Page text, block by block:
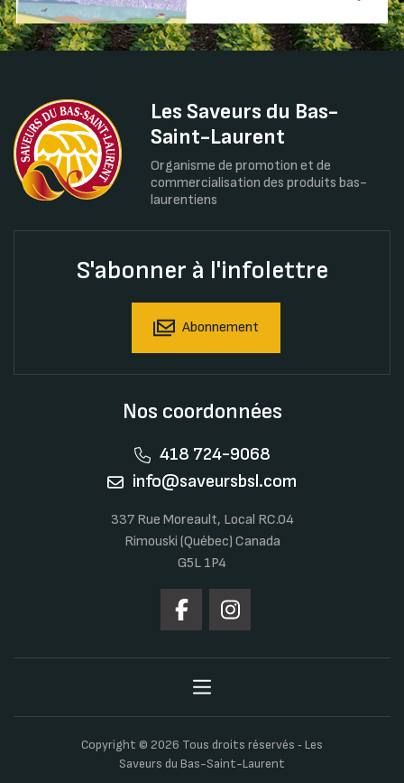
Les Saveurs du Bas-
Saint-Laurent
Organisme de promotion et de
commercialisation des produits bas-
laurentiens
S'abonner à l'infolettre
Abonnement
Nos coordonnées
418 724-9068
info@saveursbsl.com
337 Rue Moreault, Local RC.04
Rimouski (Québec) Canada
G5L 1P4
Copyright © 2026 Tous droits réservés ‐ Les
Saveurs du Bas-Saint-Laurent